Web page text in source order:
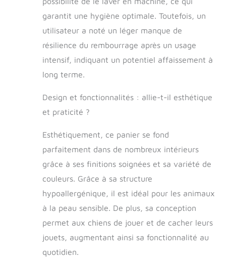
uniquement des
produits semi-finis
Oeko-Tex
Standard 100 et
provenant
qualité sont
nocives. FACILE
Les deux côtés et
le fond du
sont équipés de
fermetures éclair
qui permettent de
retirer rapidement
la garniture. La
housse peut être
garantit une hygiène optimale. Toutefois, un
utilisateur a noté un léger manque de
résilience du rembourrage après un usage
intensif, indiquant un potentiel affaissement à
long terme.
Design et fonctionnalités : allie-t-il esthétique
et praticité ?
Esthétiquement, ce panier se fond
parfaitement dans de nombreux intérieurs
grâce à ses finitions soignées et sa variété de
couleurs. Grâce à sa structure
hypoallergénique, il est idéal pour les animaux
à la peau sensible. De plus, sa conception
permet aux chiens de jouer et de cacher leurs
jouets, augmentant ainsi sa fonctionnalité au
quotidien.